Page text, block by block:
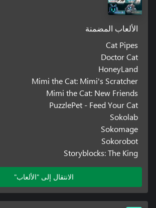
الألعاب المضمنة
Cat Pipes
Doctor Cat
HoneyLand
Mimi the Cat: Mimi's Scratcher
Mimi the Cat: New Friends
PuzzlePet - Feed Your Cat
Sokolab
Sokomage
Sokorobot
Storyblocks: The King
الانتقال إلى "الألعاب"